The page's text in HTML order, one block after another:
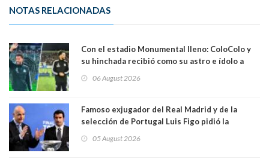
NOTAS RELACIONADAS
Con el estadio Monumental lleno: ColoColo y
su hinchada recibió como su astro e ídolo a
06 August 2026
Famoso exjugador del Real Madrid y de la
selección de Portugal Luis Figo pidió la
comportamiento más bajo y cobarde que he
05 August 2026